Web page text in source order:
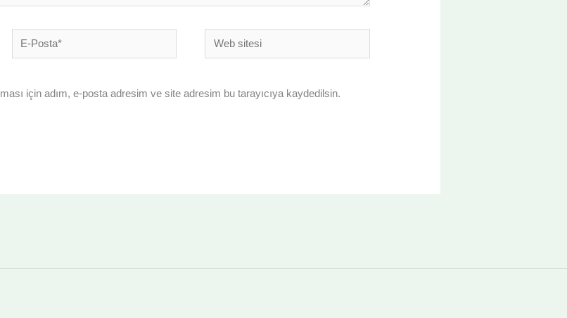
E-
Posta*
Web
sitesi
için adım, e-posta adresim ve site adresim bu tarayıcıya kaydedilsin.